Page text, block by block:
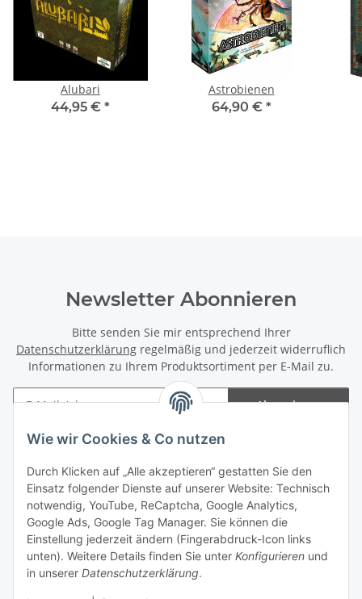
Wie wir Cookies & Co nutzen
Durch Klicken auf „Alle akzeptieren“ gestatten Sie den
Einsatz folgender Dienste auf unserer Website: Technisch
notwendig, YouTube, ReCaptcha, Google Analytics,
Google Ads, Google Tag Manager. Sie können die
Einstellung jederzeit ändern (Fingerabdruck-Icon links
unten). Weitere Details finden Sie unter Konfigurieren und
in unserer Datenschutzerklärung.
Alubari
44,95 € *
Astrobienen
64,90 € *
Newsletter Abonnieren
Bitte senden Sie mir entsprechend Ihrer
Datenschutzerklärung regelmäßig und jederzeit widerruflich
Informationen zu Ihrem Produktsortiment per E-Mail zu.
Abonnieren
Newsletter Abonnieren
Informationen
Gesetzliche Informationen
Spieletreffs in Jülich & Umgebung